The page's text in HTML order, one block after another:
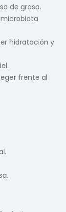
de grasa.
hidratación y
frente al